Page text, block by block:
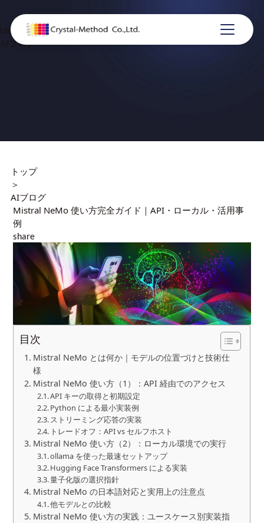
blog
AIブログ
トップ
＞
AIブログ
Mistral NeMo 使い方完全ガイド｜API・ローカル・活用事
例
share
目次
Mistral NeMo とは何か｜モデルの位置づけと技術仕
様
Mistral NeMo 使い方（1）：API 経由でのアクセス
API キーの取得と初期設定
Python による最小実装例
ストリーミング応答の実装
トレードオフ：API vs セルフホスト
Mistral NeMo 使い方（2）：ローカル環境での実行
ollama を使った最速セットアップ
Hugging Face Transformers による実装
量子化版の選択指針
Mistral NeMo の日本語対応と実用上の注意点
他モデルとの比較
Mistral NeMo 使い方の実践：ユースケース別実装指